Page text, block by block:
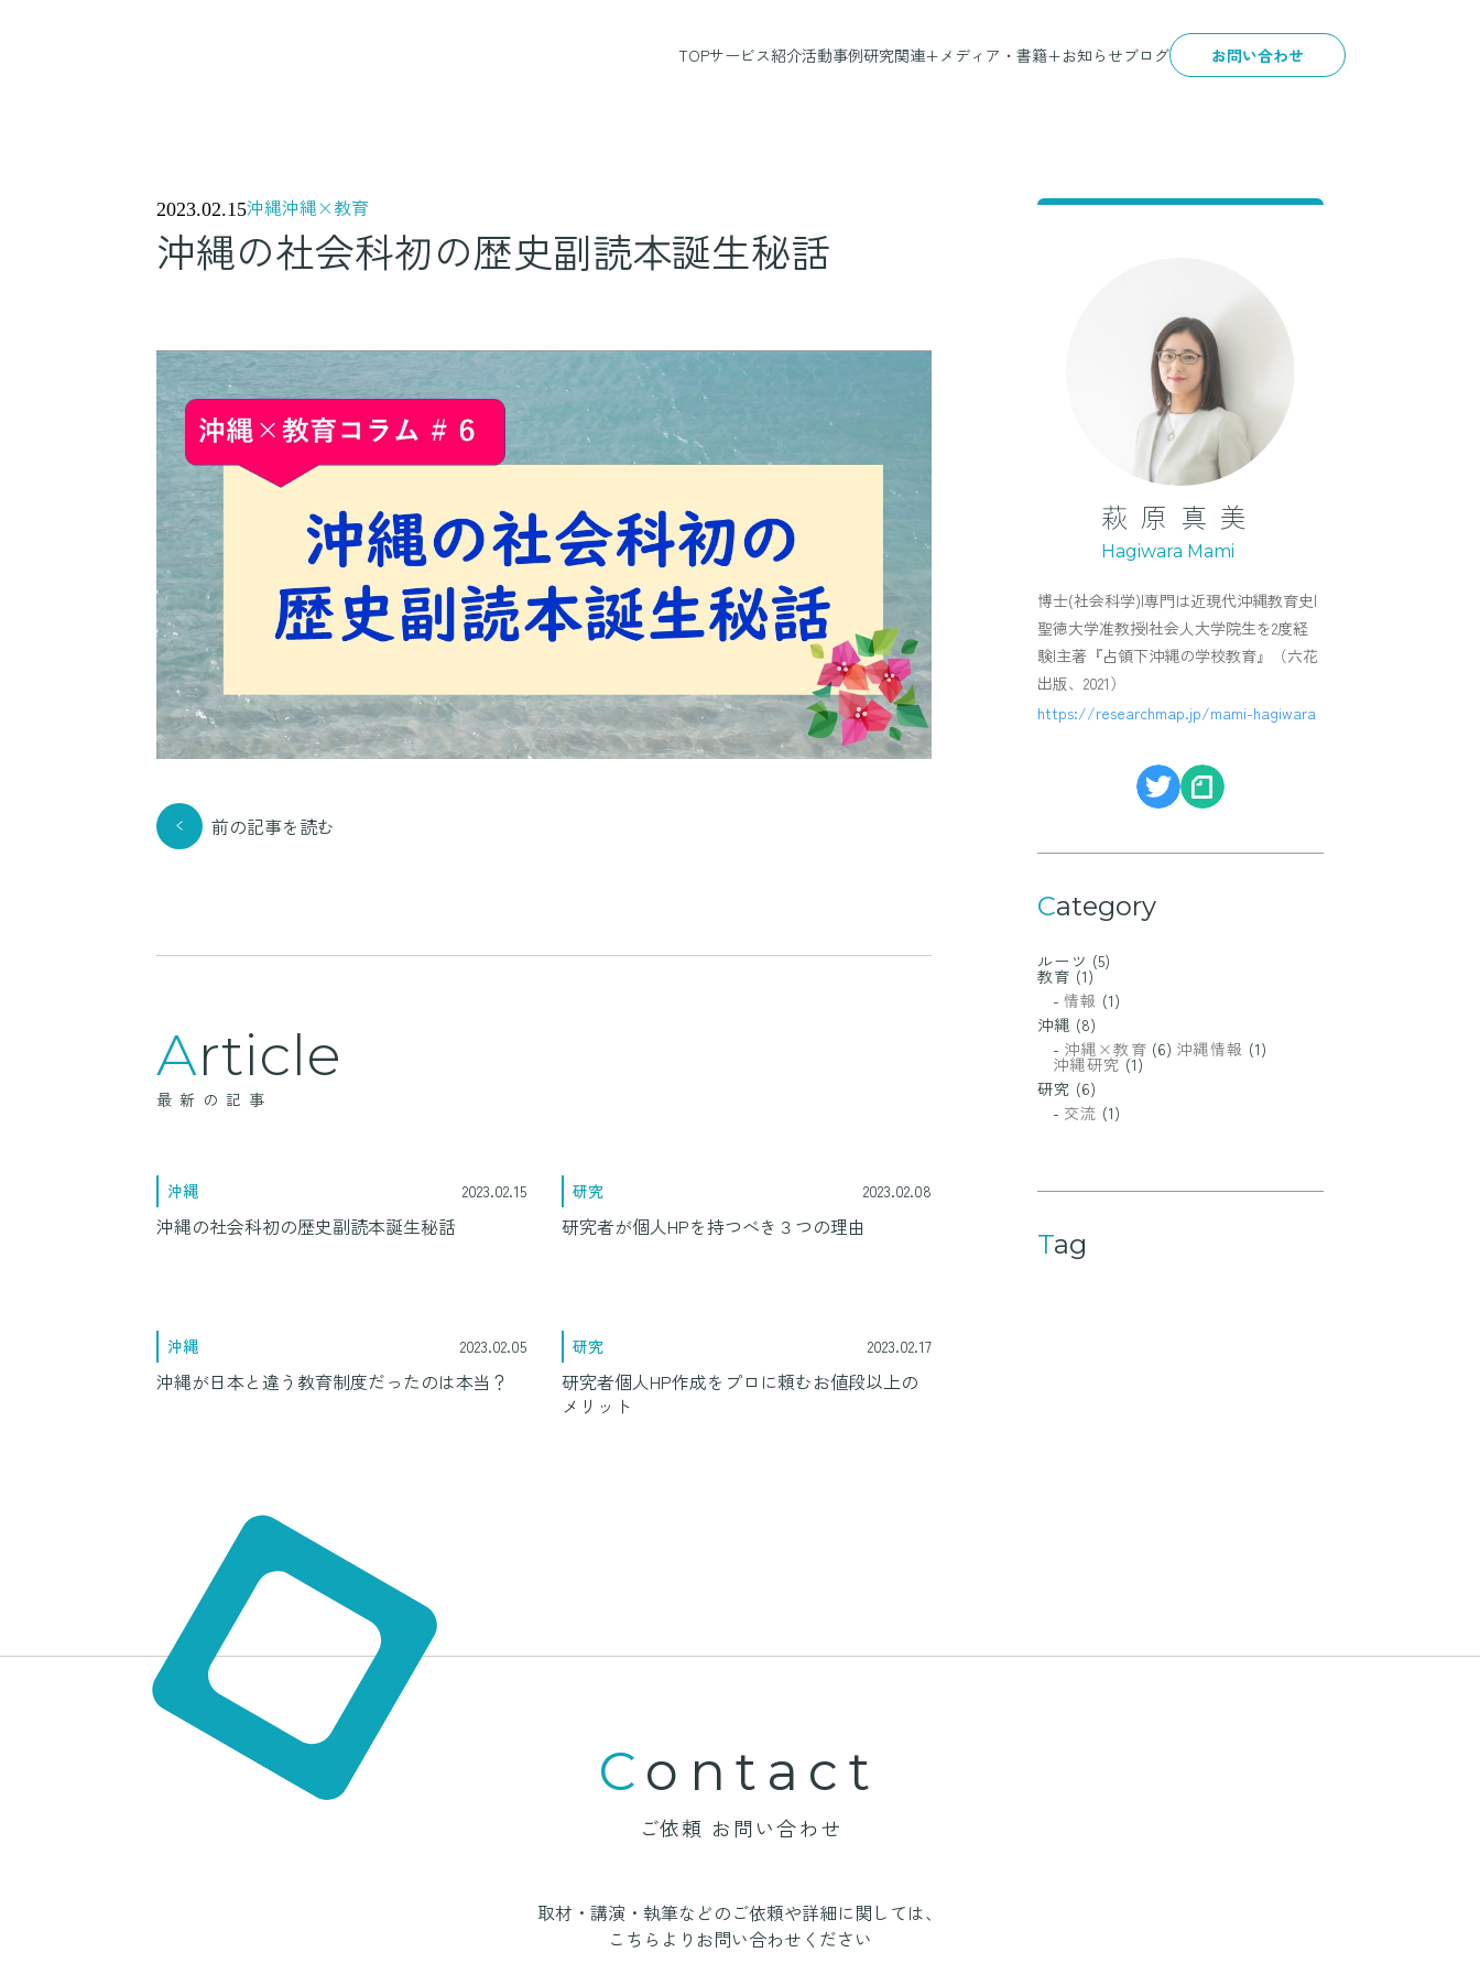
TOPサービス紹介活動事例研究関連+メディア・書籍+お知らせブログ お問い合わせ
2023.02.15沖縄沖縄×教育
沖縄の社会科初の歴史副読本誕生秘話
前の記事を読む
Article
最新の記事
沖縄 2023.02.15
沖縄の社会科初の歴史副読本誕生秘話
研究 2023.02.08
研究者が個人HPを持つべき３つの理由
沖縄 2023.02.05
沖縄が日本と違う教育制度だったのは本当？
研究 2023.02.17
研究者個人HP作成をプロに頼むお値段以上の
メリット
萩原真美
Hagiwara Mami
博士(社会科学)|専門は近現代沖縄教育史|
聖徳大学准教授|社会人大学院生を2度経
験|主著『占領下沖縄の学校教育』（六花
出版、2021）
https://researchmap.jp/mami-hagiwara
Category
ルーツ (5)
教育 (1)
情報 (1)
沖縄 (8)
沖縄×教育 (6) 沖縄情報 (1)
沖縄研究 (1)
研究 (6)
交流 (1)
Tag
Contact
ご依頼 お問い合わせ
取材・講演・執筆などのご依頼や詳細に関しては、
こちらよりお問い合わせください